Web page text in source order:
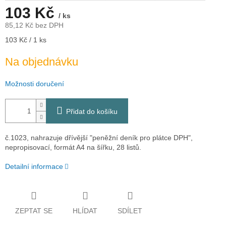
103 Kč / ks
85,12 Kč bez DPH
Měrná
103 Kč / 1 ks
Na objednávku
Možnosti doručení
Přidat do košíku
č.1023, nahrazuje dřívější "peněžní deník pro plátce DPH",
nepropisovací, formát A4 na šířku, 28 listů.
Detailní informace
ZEPTAT SE HLÍDAT SDÍLET